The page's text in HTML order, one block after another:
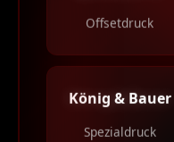
Offsetdruck
König & Bauer
Spezialdruck